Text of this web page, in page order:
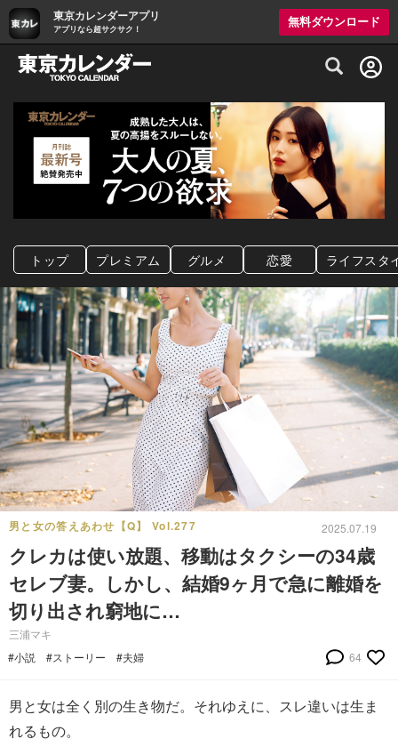
東京カレンダーアプリ
アプリなら超サクサク！
無料ダウンロード
グルメ情報・プレミアムレストラン予約
トップ プレミアム グルメ 恋愛 ライフスタ
男と女の答えあわせ【Q】 Vol.277 2025.07.19
クレカは使い放題、移動はタクシーの34歳
セレブ妻。しかし、結婚9ヶ月で急に離婚を
切り出され窮地に…
三浦マキ
#小説
#ストーリー #夫婦 64
男と女は全く別の生き物だ。それゆえに、スレ違いは生ま
れるもの。